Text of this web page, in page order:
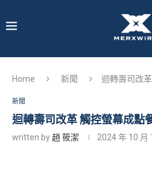
Home 新聞 迴轉壽司改
新聞
迴轉壽司改革 觸控螢幕成點
written by趙 筱潔 2024 年 10 月